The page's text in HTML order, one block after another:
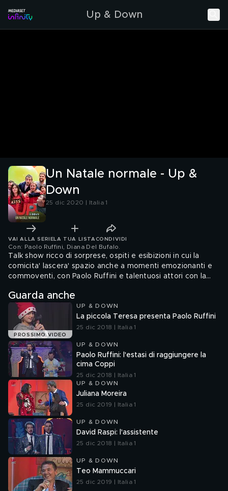
Up & Down
Un Natale normale - Up &
Down
25 dic 2020 | Italia 1
VAI ALLA SERIE LA TUA LISTA CONDIVIDI
Con: Paolo Ruffini, Diana Del Bufalo
Talk show ricco di sorprese, ospiti e esibizioni in cui la
comicita' lascera' spazio anche a momenti emozionanti e
commoventi, con Paolo Ruffini e talentuosi attori con la
Guarda anche
PROSSIMO VIDEO
UP & DOWN
La piccola Teresa presenta Paolo Ruffini
25 dic 2018 | Italia 1
UP & DOWN
Paolo Ruffini: l'estasi di raggiungere la
cima Coppi
25 dic 2018 | Italia 1
UP & DOWN
Juliana Moreira
25 dic 2019 | Italia 1
UP & DOWN
David Raspi: l'assistente
25 dic 2018 | Italia 1
UP & DOWN
Teo Mammuccari
25 dic 2019 | Italia 1